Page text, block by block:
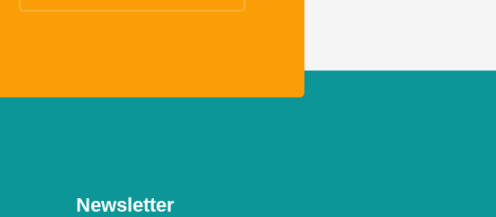
Newsletter